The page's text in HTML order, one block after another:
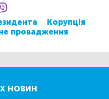
Корупція
провадження
новин